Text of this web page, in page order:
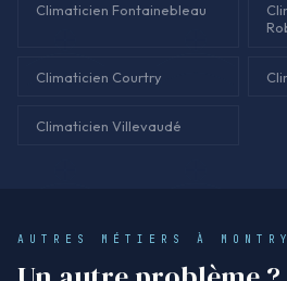
Climaticien Fontainebleau
Climaticien Courtry
Climaticien Villevaudé
AUTRES MÉTIERS À MONTRY